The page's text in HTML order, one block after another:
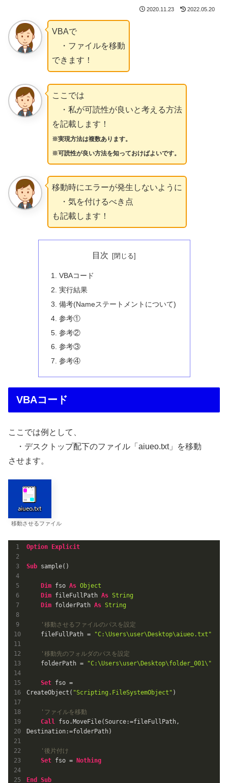
2020.11.23 2022.05.20
VBAで
・ファイルを移動
できます！
ここでは
・私が可読性が良いと考える方法
を記載します！
※実現方法は複数あります。
※可読性が良い方法を知っておけばよいです。
移動時にエラーが発生しないように
・気を付けるべき点
も記載します！
目次
VBAコード
実行結果
備考(Nameステートメントについて)
参考①
参考②
参考③
参考④
VBAコード
ここでは例として、
・デスクトップ配下のファイル「aiueo.txt」を移動
させます。
移動させるファイル
Option Explicit
Sub sample()
Dim fso As Object
Dim fileFullPath As String
Dim folderPath As String
'移動させるファイルのパスを設定
    fileFullPath =
"C:\Users\user\Desktop\aiueo.txt"
'移動先のフォルダのパスを設定
    folderPath =
"C:\Users\user\Desktop\folder_001\"
Set fso =
CreateObject( "Scripting.FileSystemObject" )
'ファイルを移動
Call fso.MoveFile(Source:=fileFullPath,
Destination:=folderPath)
'後片付け
Set fso = Nothing
End Sub